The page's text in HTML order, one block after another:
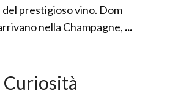
prestigioso vino. Dom
nella Champagne, ...